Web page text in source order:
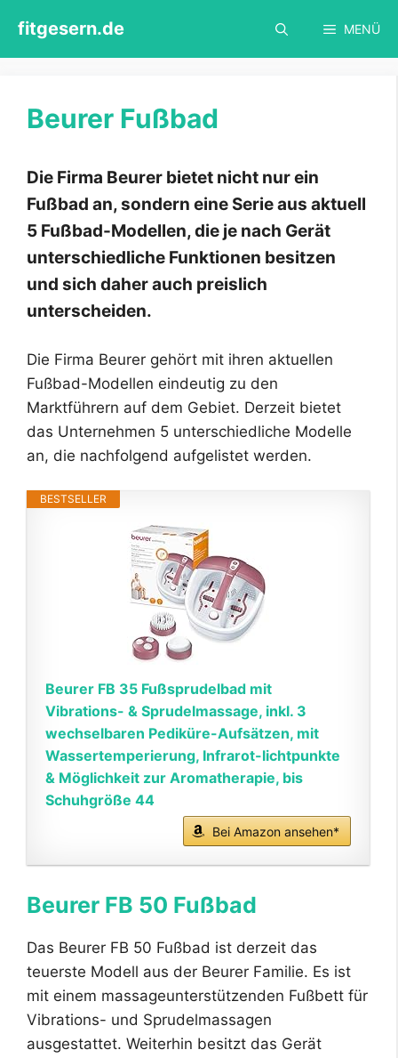
Inhalt
springen
fitgesern.de MENÜ
Beurer Fußbad
Die Firma Beurer bietet nicht nur ein
Fußbad an, sondern eine Serie aus aktuell
5 Fußbad-Modellen, die je nach Gerät
unterschiedliche Funktionen besitzen
und sich daher auch preislich
unterscheiden.
Die Firma Beurer gehört mit ihren aktuellen
Fußbad-Modellen eindeutig zu den
Marktführern auf dem Gebiet. Derzeit bietet
das Unternehmen 5 unterschiedliche Modelle
an, die nachfolgend aufgelistet werden.
BESTSELLER
Beurer FB 35 Fußsprudelbad mit
Vibrations- & Sprudelmassage, inkl. 3
wechselbaren Pediküre-Aufsätzen, mit
Wassertemperierung, Infrarot-lichtpunkte
& Möglichkeit zur Aromatherapie, bis
Schuhgröße 44
Bei Amazon ansehen*
Beurer FB 50 Fußbad
Das Beurer FB 50 Fußbad ist derzeit das
teuerste Modell aus der Beurer Familie. Es ist
mit einem massageunterstützenden Fußbett für
Vibrations- und Sprudelmassagen
ausgestattet. Weiterhin besitzt das Gerät